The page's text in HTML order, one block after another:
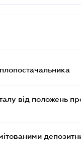
від положень